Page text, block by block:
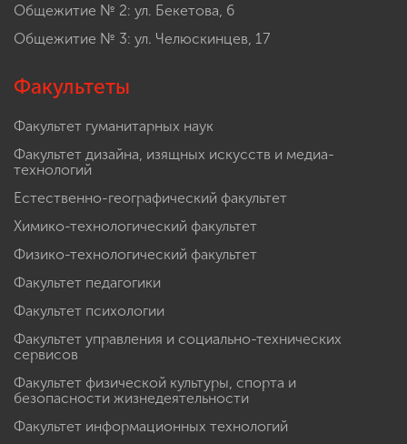
Общежитие № 2: ул. Бекетова, 6
Общежитие № 3: ул. Челюскинцев, 17
Факультеты
Факультет гуманитарных наук
Факультет дизайна, изящных искусств и медиа-
технологий
Естественно-географический факультет
Химико-технологический факультет
Физико-технологический факультет
Факультет педагогики
Факультет психологии
Факультет управления и социально-технических
сервисов
Факультет физической культуры, спорта и
безопасности жизнедеятельности
Факультет информационных технологий